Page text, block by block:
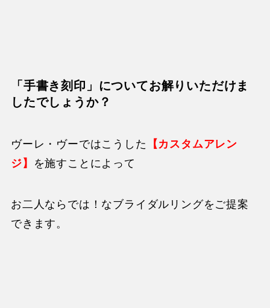
「手書き刻印」についてお解りいただけま
したでしょうか？
ヴーレ・ヴーではこうした
【カスタムアレン
ジ】
を施すことによって
お二人ならでは！なブライダルリングをご提案
できます。